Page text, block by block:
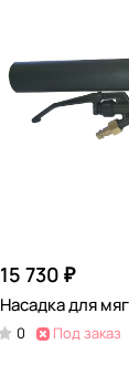
15 730 ₽
Насадка для
0 Под заказ